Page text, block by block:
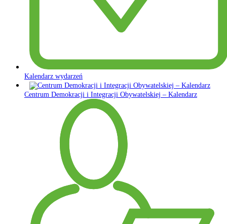
Kalendarz wydarzeń
Centrum Demokracji i Integracji Obywatelskiej – Kalendarz